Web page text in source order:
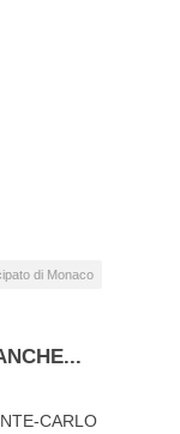
di Monaco
CARLO